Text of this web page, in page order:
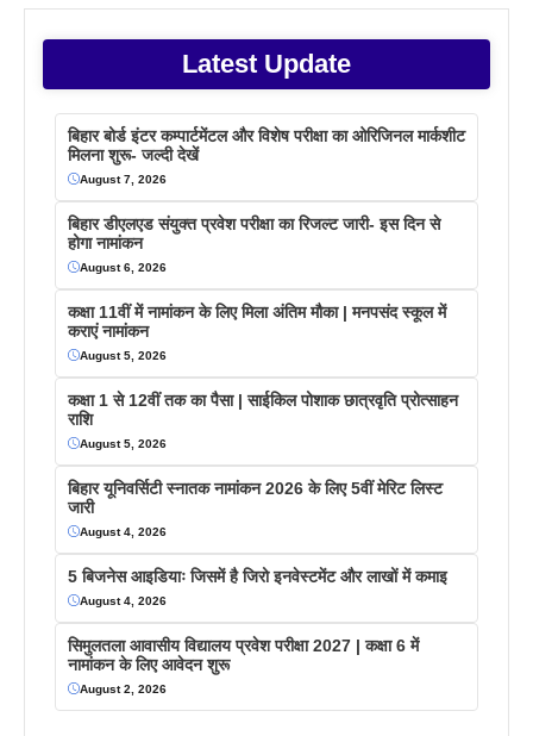
Latest Update
बिहार बोर्ड इंटर कम्पार्टमेंटल और विशेष परीक्षा का ओरिजिनल मार्कशीट
मिलना शुरू- जल्दी देखें
August 7, 2026
बिहार डीएलएड संयुक्त प्रवेश परीक्षा का रिजल्ट जारी- इस दिन से
होगा नामांकन
August 6, 2026
कक्षा 11वीं में नामांकन के लिए मिला अंतिम मौका | मनपसंद स्कूल में
कराएं नामांकन
August 5, 2026
कक्षा 1 से 12वीं तक का पैसा | साईकिल पोशाक छात्रवृति प्रोत्साहन
राशि
August 5, 2026
बिहार यूनिवर्सिटी स्नातक नामांकन 2026 के लिए 5वीं मेरिट लिस्ट
जारी
August 4, 2026
5 बिजनेस आइडियाः जिसमें है जिरो इनवेस्टमेंट और लाखों में कमाइ
August 4, 2026
सिमुलतला आवासीय विद्यालय प्रवेश परीक्षा 2027 | कक्षा 6 में
नामांकन के लिए आवेदन शुरू
August 2, 2026